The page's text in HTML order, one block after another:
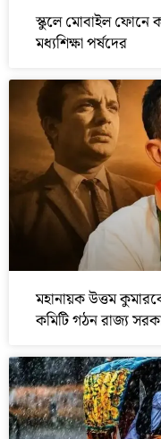
স্কুলে মোবাইল ফোনে
মধ্যশিক্ষা পর্ষদের
মহানায়ক উত্তম
কমিটি গঠন রাজ্য